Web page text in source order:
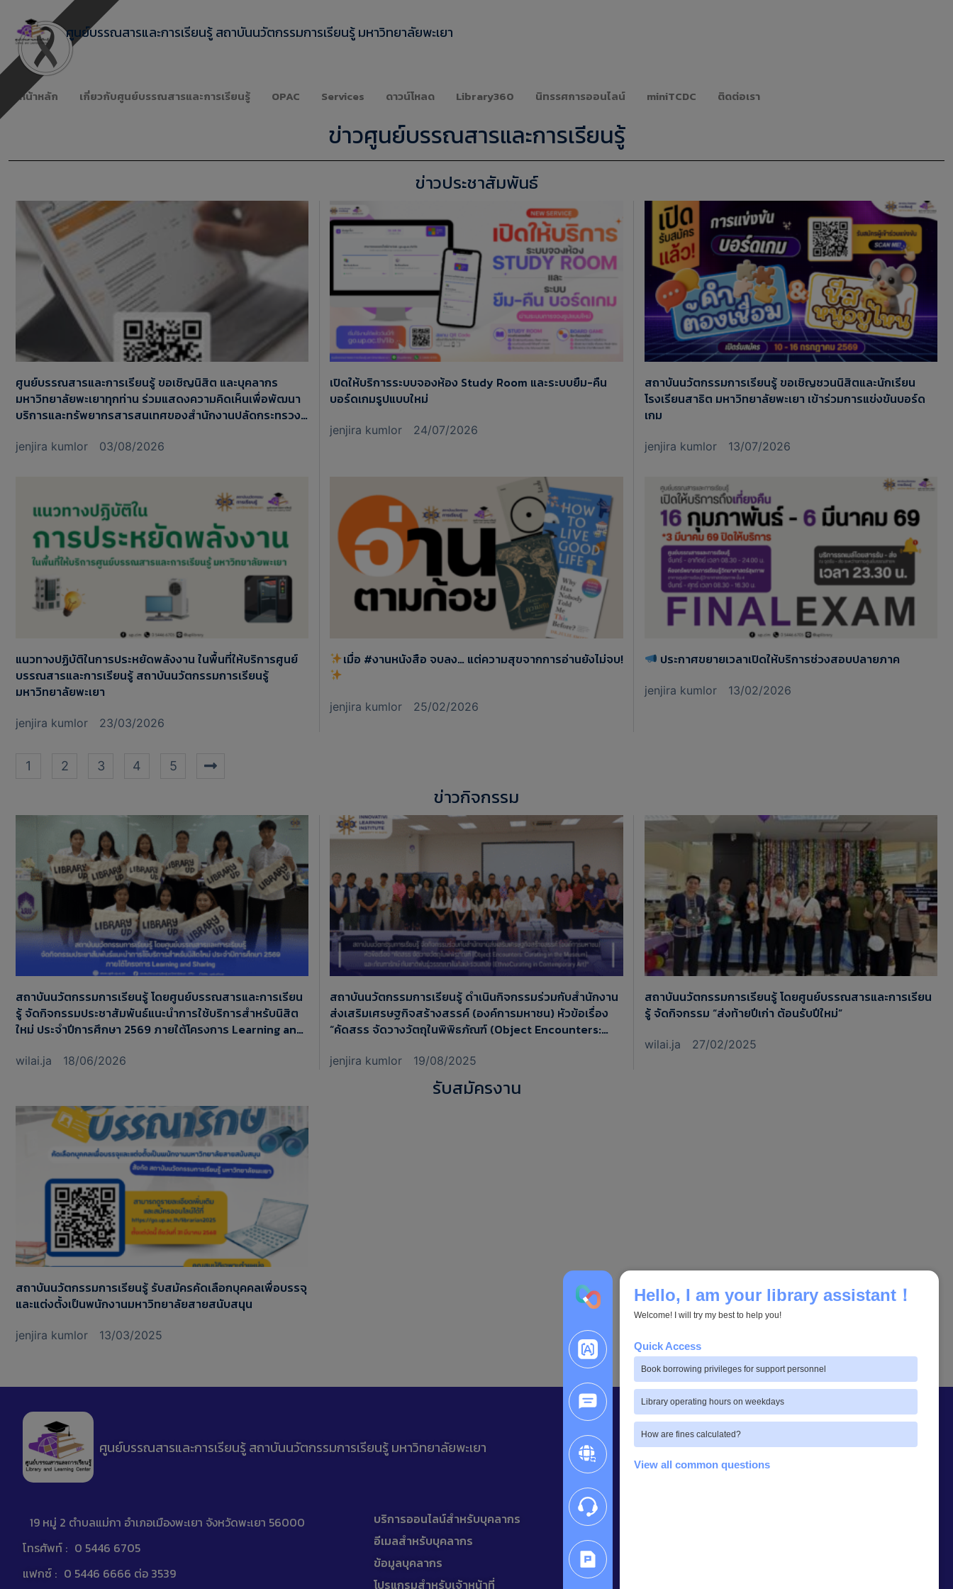
ศูนย์บรรณสารและการเรียนรู้ สถาบันนวัตกรรมการเรียนรู้ มหาวิทยาลัยพะเยา
หน้าหลัก เกี่ยวกับศูนย์บรรณสารและการเรียนรู้ OPAC Services ดาวน์โหลด Library360 นิทรรศการออนไลน์ miniTCDC ติดต่อเรา
ข่าวศูนย์บรรณสารและการเรียนรู้
ข่าวประชาสัมพันธ์
ศูนย์บรรณสารและการเรียนรู้ ขอเชิญนิสิต และบุคลากร
มหาวิทยาลัยพะเยาทุกท่าน ร่วมแสดงความคิดเห็นเพื่อพัฒนา
บริการและทรัพยากรสารสนเทศของสำนักงานปลัดกระทรวง
jenjira kumlor 03/08/2026
เปิดให้บริการระบบจองห้อง Study Room และระบบยืม-คืน
บอร์ดเกมรูปแบบใหม่
jenjira kumlor 24/07/2026
สถาบันนวัตกรรมการเรียนรู้ ขอเชิญชวนนิสิตและนักเรียน
โรงเรียนสาธิต มหาวิทยาลัยพะเยา เข้าร่วมการแข่งขันบอร์ด
เกม
jenjira kumlor 13/07/2026
แนวทางปฏิบัติในการประหยัดพลังงาน ในพื้นที่ให้บริการศูนย์
บรรณสารและการเรียนรู้ สถาบันนวัตกรรมการเรียนรู้
มหาวิทยาลัยพะเยา
jenjira kumlor 23/03/2026
เมื่อ #งานหนังสือ จบลง… แต่ความสุขจากการอ่านยังไม่จบ!
jenjira kumlor 25/02/2026
ประกาศขยายเวลาเปิดให้บริการช่วงสอบปลายภาค
jenjira kumlor 13/02/2026
1 2 3 4 5
ข่าวกิจกรรม
สถาบันนวัตกรรมการเรียนรู้ โดยศูนย์บรรณสารและการเรียน
รู้ จัดกิจกรรมประชาสัมพันธ์แนะนำการใช้บริการสำหรับนิสิต
ใหม่ ประจำปีการศึกษา 2569 ภายใต้โครงการ Learning and
wilai.ja 18/06/2026
สถาบันนวัตกรรมการเรียนรู้ ดำเนินกิจกรรมร่วมกับสำนักงาน
ส่งเสริมเศรษฐกิจสร้างสรรค์ (องค์การมหาชน) หัวข้อเรื่อง
“คัดสรร จัดวางวัตถุในพิพิธภัณฑ์ (Object Encounters:
ชาติพันธุ์วรรณนาในศิลปะร่วมสมัย (EthnoCurating in
Contemporary Art)”
jenjira kumlor 19/08/2025
สถาบันนวัตกรรมการเรียนรู้ โดยศูนย์บรรณสารและการเรียน
รู้ จัดกิจกรรม “ส่งท้ายปีเก่า ต้อนรับปีใหม่”
wilai.ja 27/02/2025
รับสมัครงาน
สถาบันนวัตกรรมการเรียนรู้ รับสมัครคัดเลือกบุคคลเพื่อบรรจุ
และแต่งตั้งเป็นพนักงานมหาวิทยาลัยสายสนับสนุน
jenjira kumlor 13/03/2025
ศูนย์บรรณสารและการเรียนรู้ สถาบันนวัตกรรมการเรียนรู้ มหาวิทยาลัยพะเยา
19 หมู่ 2 ตำบลแม่กา อำเภอเมืองพะเยา จังหวัดพะเยา 56000
โทรศัพท์ : 0 5446 6705
แฟกซ์ : 0 5446 6666 ต่อ 3539
บริการออนไลน์สำหรับบุคลากร
อีเมลสำหรับบุคลากร
ข้อมูลบุคลากร
โปรแกรมสำหรับเจ้าหน้าที่
Hello, I am your library assistant！
Welcome! I will try my best to help you!
Quick Access
Book borrowing privileges for support personnel
Library operating hours on weekdays
How are fines calculated?
View all common questions